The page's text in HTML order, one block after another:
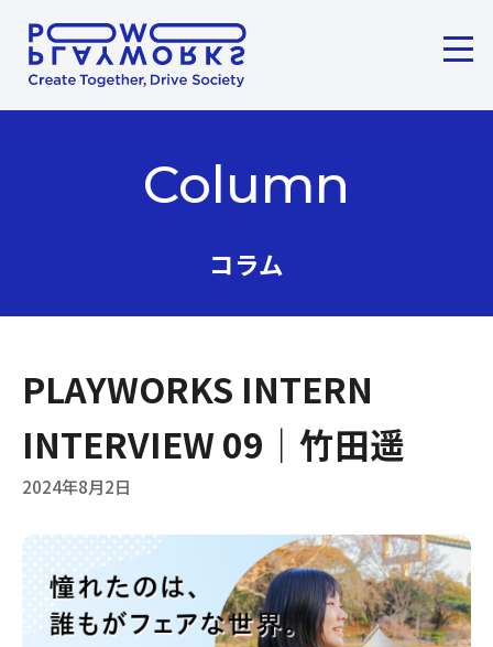
Column
コラム
PLAYWORKS INTERN
INTERVIEW 09｜竹田遥
2024年8月2日